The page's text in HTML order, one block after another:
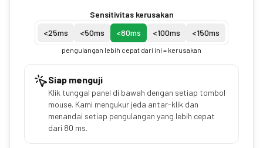
Sensitivitas kerusakan
<25ms <50ms <80ms <100ms <150ms
pengulangan lebih cepat dari ini = kerusakan
Siap menguji
Klik tunggal panel di bawah dengan setiap tombol
mouse. Kami mengukur jeda antar-klik dan
menandai setiap pengulangan yang lebih cepat
dari 80 ms.